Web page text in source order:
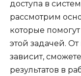
доступа в
рассмотрим
которые
этой задачей.
зависит,
результатов в